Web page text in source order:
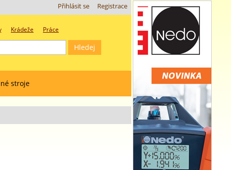
Registrace
Přihlásit se
Krádeže Práce
stroje